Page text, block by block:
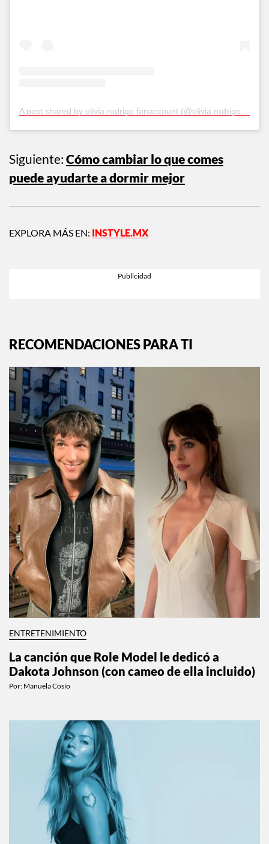
Siguiente: Cómo cambiar lo que comes
puede ayudarte a dormir mejor
EXPLORA MÁS EN: INSTYLE.MX
RECOMENDACIONES PARA TI
ENTRETENIMIENTO
La canción que Role Model le dedicó a
Dakota Johnson (con cameo de ella incluido)
Por: Manuela Cosío